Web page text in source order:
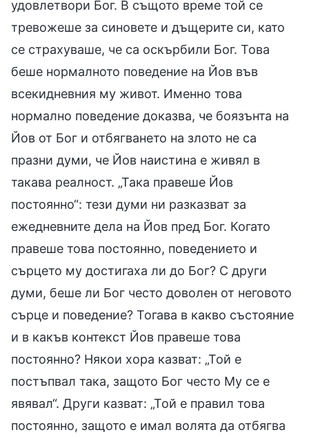
удовлетвори Бог. В същото време той се
тревожеше за синовете и дъщерите си, като
се страхуваше, че са оскърбили Бог. Това
беше нормалното поведение на Йов във
всекидневния му живот. Именно това
нормално поведение доказва, че боязънта на
Йов от Бог и отбягването на злото не са
празни думи, че Йов наистина е живял в
такава реалност. „Така правеше Йов
постоянно“: тези думи ни разказват за
ежедневните дела на Йов пред Бог. Когато
правеше това постоянно, поведението и
сърцето му достигаха ли до Бог? С други
думи, беше ли Бог често доволен от неговото
сърце и поведение? Тогава в какво състояние
и в какъв контекст Йов правеше това
постоянно? Някои хора казват: „Той е
постъпвал така, защото Бог често Му се е
явявал“. Други казват: „Той е правил това
постоянно, защото е имал волята да отбягва